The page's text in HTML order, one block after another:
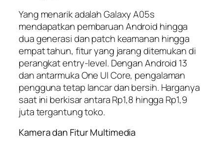
Yang menarik adalah Galaxy A05s
mendapatkan pembaruan Android hingga
dua generasi dan patch keamanan hingga
empat tahun, fitur yang jarang ditemukan di
perangkat entry-level. Dengan Android 13
dan antarmuka One UI Core, pengalaman
pengguna tetap lancar dan bersih. Harganya
saat ini berkisar antara Rp1,8 hingga Rp1,9
juta tergantung toko.
Kamera dan Fitur Multimedia